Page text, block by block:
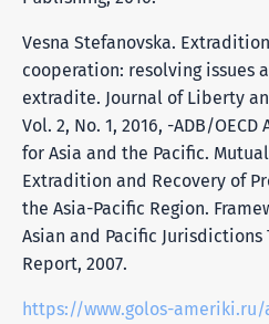
Vesna Stefanovska.
cooperation: resolving issues
extradite. Journal of Liberty
Vol. 2, No. 1, 2016, -ADB/
for Asia and the Pacific.
Extradition and Recovery of
the Asia-Pacific Region.
Asian and Pacific Jurisdictions
Report, 2007.
https://www.golos-